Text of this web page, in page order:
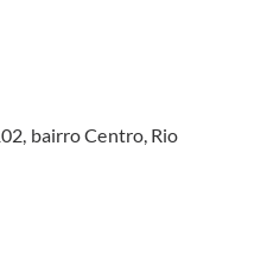
bairro Centro, Rio